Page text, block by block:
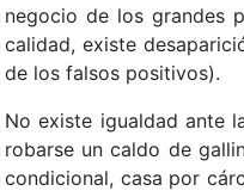
negocio de los grandes
calidad, existe
de los falsos positivos).
No existe igualdad ante
robarse un caldo de
condicional, casa por